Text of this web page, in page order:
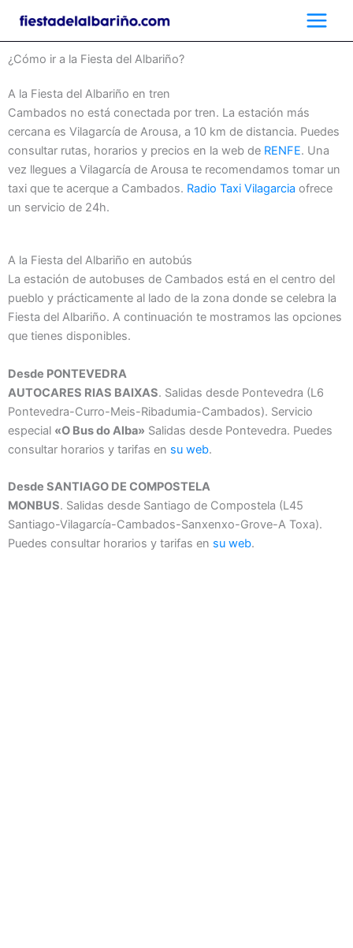
contenido
¿Cómo ir a la Fiesta del Albariño?
A la Fiesta del Albariño en tren
Cambados no está conectada por tren. La estación más
cercana es Vilagarcía de Arousa, a 10 km de distancia. Puedes
consultar rutas, horarios y precios en la web de RENFE. Una
vez llegues a Vilagarcía de Arousa te recomendamos tomar un
taxi que te acerque a Cambados. Radio Taxi Vilagarcia ofrece
un servicio de 24h.
A la Fiesta del Albariño en autobús
La estación de autobuses de Cambados está en el centro del
pueblo y prácticamente al lado de la zona donde se celebra la
Fiesta del Albariño. A continuación te mostramos las opciones
que tienes disponibles.
Desde PONTEVEDRA
AUTOCARES RIAS BAIXAS. Salidas desde Pontevedra (L6
Pontevedra-Curro-Meis-Ribadumia-Cambados). Servicio
especial «O Bus do Alba» Salidas desde Pontevedra. Puedes
consultar horarios y tarifas en su web.
Desde SANTIAGO DE COMPOSTELA
MONBUS. Salidas desde Santiago de Compostela (L45
Santiago-Vilagarcía-Cambados-Sanxenxo-Grove-A Toxa).
Puedes consultar horarios y tarifas en su web.